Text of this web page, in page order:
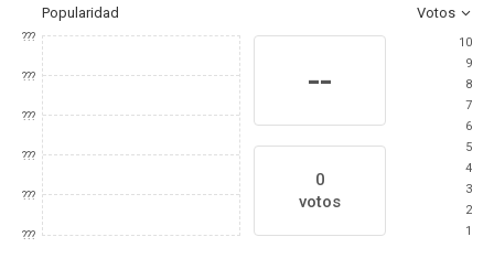
Popularidad Votos
???
???
???
???
???
???
--
0
votos
10
9
8
7
6
5
4
3
2
1